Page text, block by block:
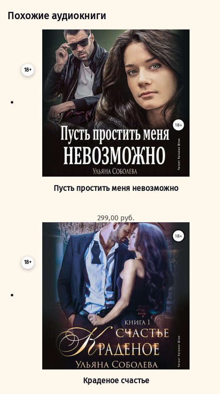
Похожие аудиокниги
18+
Пусть простить меня невозможно
299,00 руб.
18+
Краденое счастье